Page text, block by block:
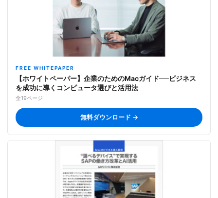
FREE WHITEPAPER
【ホワイトペーパー】企業のためのMacガイド──ビジネス
を成功に導くコンピュータ選びと活用法
全19ページ
無料ダウンロード →